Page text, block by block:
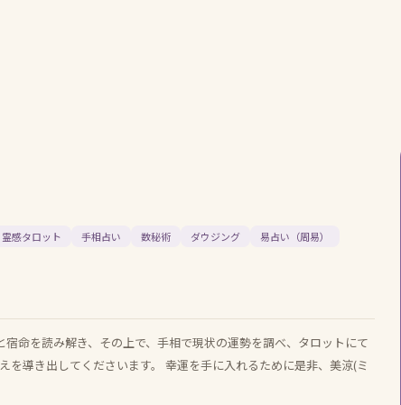
霊感タロット 手相占い 数秘術 ダウジング
易占い（周易）
命を読み解き、その上で、手相で現状の運勢を調べ、タロットにて
を導き出してくださいます。 幸運を手に入れるために是非、美涼(ミ